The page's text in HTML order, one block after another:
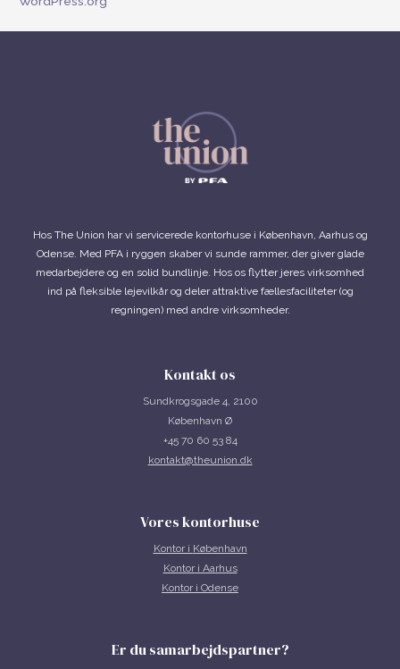
Hos The Union har vi servicerede kontorhuse i København, Aarhus og
Odense. Med PFA i ryggen skaber vi sunde rammer, der giver glade
medarbejdere og en solid bundlinje. Hos os flytter jeres virksomhed
ind på fleksible lejevilkår og deler attraktive fællesfaciliteter (og
regningen) med andre virksomheder.
Kontakt os
Sundkrogsgade 4, 2100
København Ø
+45 70 60 53 84
kontakt@theunion.dk
Vores kontorhuse
Kontor i København
Kontor i Aarhus
Kontor i Odense
Er du samarbejdspartner?